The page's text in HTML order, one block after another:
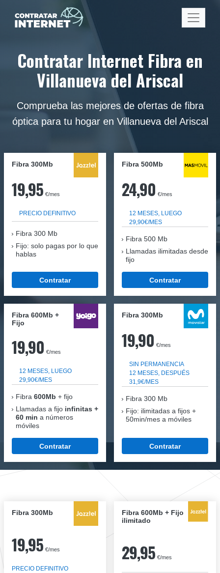
Contratar Internet Fibra en
Villanueva del Ariscal
Comprueba las mejores de ofertas de fibra
óptica para tu hogar en Villanueva del Ariscal
Fibra 300Mb
19,95 €/mes
PRECIO DEFINITIVO
Fibra 300 Mb
Fijo: solo pagas por lo que
hablas
Contratar
Fibra 500Mb
24,90 €/mes
12 MESES, LUEGO
29,90€/MES
Fibra 500 Mb
Llamadas ilimitadas desde
fijo
Contratar
Fibra 600Mb +
Fijo
19,90 €/mes
12 MESES, LUEGO
29,90€/MES
Fibra 600Mb + fijo
Llamadas a fijo infinitas +
60 min a números
móviles
Contratar
Fibra 300Mb
19,90 €/mes
SIN PERMANENCIA
12 MESES, DESPUÉS
31,9€/MES
Fibra 300 Mb
Fijo: ilimitadas a fijos +
50min/mes a móviles
Contratar
Fibra 300Mb
19,95 €/mes
PRECIO DEFINITIVO
Fibra 600Mb + Fijo
ilimitado
29,95 €/mes